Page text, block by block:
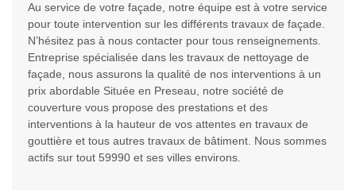
Au service de votre façade, notre équipe est à votre service
pour toute intervention sur les différents travaux de façade.
N’hésitez pas à nous contacter pour tous renseignements.
Entreprise spécialisée dans les travaux de nettoyage de
façade, nous assurons la qualité de nos interventions à un
prix abordable Située en Preseau, notre société de
couverture vous propose des prestations et des
interventions à la hauteur de vos attentes en travaux de
gouttière et tous autres travaux de bâtiment. Nous sommes
actifs sur tout 59990 et ses villes environs.